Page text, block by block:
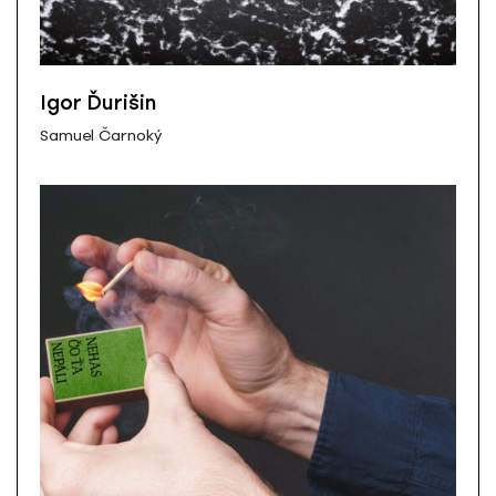
Igor Ďurišin
Samuel Čarnoký